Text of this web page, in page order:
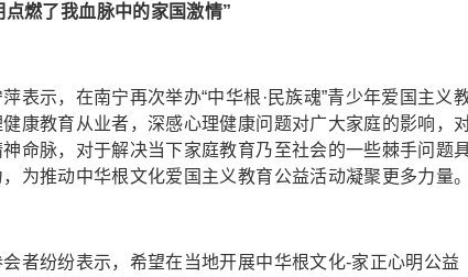
燃了我血脉中的家国激情”
表示，在南宁再次举办“中华根·民族魂”青少年爱国主义
康教育从业者，深感心理健康问题对广大家庭的影响，
命脉，对于解决当下家庭教育乃至社会的一些棘手问题
为推动中华根文化爱国主义教育公益活动凝聚更多力量。
纷纷表示，希望在当地开展中华根文化-家正心明公益